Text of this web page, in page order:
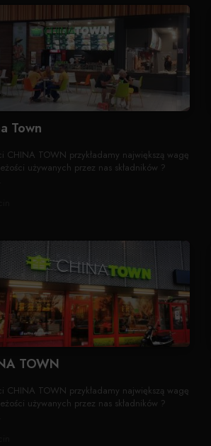
Town
CHINA TOWN przykładamy największą wagę
używanych przez nas składników ?
TOWN
CHINA TOWN przykładamy największą wagę
używanych przez nas składników ?